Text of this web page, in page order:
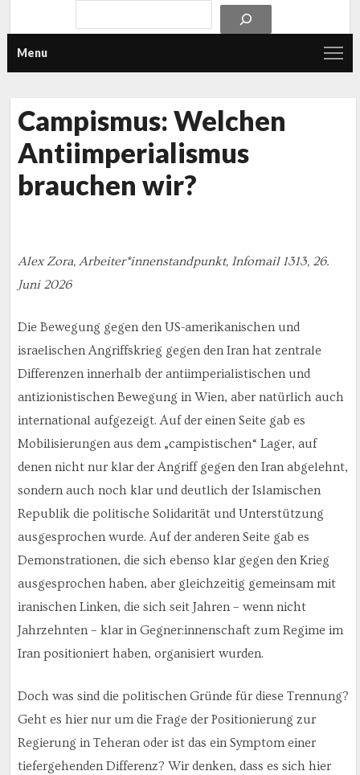
Menu
Campismus: Welchen
Antiimperialismus
brauchen wir?
Alex Zora, Arbeiter*innenstandpunkt, Infomail 1313, 26.
Juni 2026
Die Bewegung gegen den US-amerikanischen und
israelischen Angriffskrieg gegen den Iran hat zentrale
Differenzen innerhalb der antiimperialistischen und
antizionistischen Bewegung in Wien, aber natürlich auch
international aufgezeigt. Auf der einen Seite gab es
Mobilisierungen aus dem „campistischen“ Lager, auf
denen nicht nur klar der Angriff gegen den Iran abgelehnt,
sondern auch noch klar und deutlich der Islamischen
Republik die politische Solidarität und Unterstützung
ausgesprochen wurde. Auf der anderen Seite gab es
Demonstrationen, die sich ebenso klar gegen den Krieg
ausgesprochen haben, aber gleichzeitig gemeinsam mit
iranischen Linken, die sich seit Jahren – wenn nicht
Jahrzehnten – klar in Gegner:innenschaft zum Regime im
Iran positioniert haben, organisiert wurden.
Doch was sind die politischen Gründe für diese Trennung?
Geht es hier nur um die Frage der Positionierung zur
Regierung in Teheran oder ist das ein Symptom einer
tiefergehenden Differenz? Wir denken, dass es sich hier